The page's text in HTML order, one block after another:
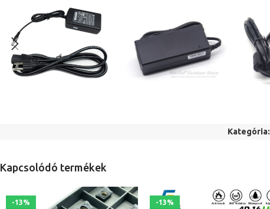
Kategória:
Kapcsolódó termékek
-13% -13%